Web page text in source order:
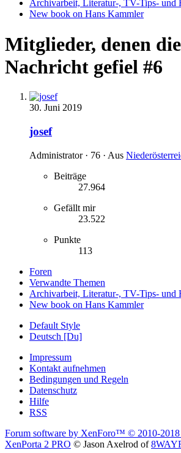
Archivarbeit, Literatur-, TV-Tips- und
New book on Hans Kammler
Mitglieder, denen die
Nachricht gefiel #6
30. Juni 2019
josef
Administrator · 76 · Aus
Beiträge
27.964
Gefällt mir
23.522
Punkte
113
Foren
Verwandte Themen
Archivarbeit, Literatur-, TV-Tips- und
New book on Hans Kammler
Default Style
Deutsch [Du]
Impressum
Kontakt aufnehmen
Bedingungen und Regeln
Datenschutz
Hilfe
RSS
Forum software by XenForo™ © 2010-
XenPorta 2 PRO © Jason Axelrod of